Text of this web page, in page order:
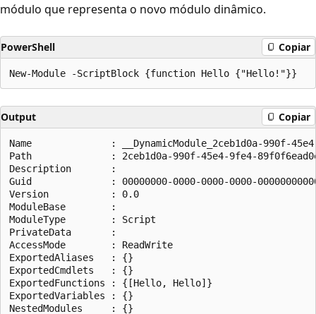
módulo que representa o novo módulo dinâmico.
PowerShell Copiar
Output Copiar
Name              : __DynamicModule_2ceb1d0a-990f-
Path              : 2ceb1d0a-990f-45e4-9fe4-
Description       :
Guid              : 00000000-0000-0000-0000-
Version           : 0.0
ModuleBase        :
ModuleType        : Script
PrivateData       :
AccessMode        : ReadWrite
ExportedAliases   : {}
ExportedCmdlets   : {}
ExportedFunctions : {[Hello, Hello]}
ExportedVariables : {}